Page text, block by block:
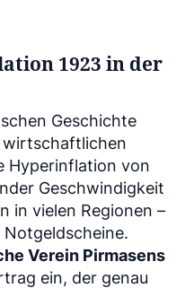
1923 in der
Geschichte
Hyperinflation von
Geschwindigkeit
in vielen Regionen –
Notgeldscheine.
Verein Pirmasens
ein, der genau